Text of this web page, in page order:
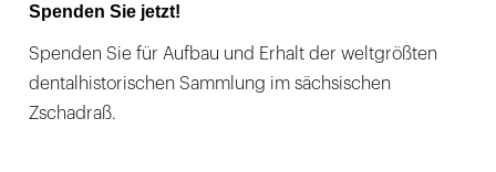
Spenden Sie jetzt!
Spenden Sie für Aufbau und Erhalt der weltgrößten
dentalhistorischen Sammlung im sächsischen
Zschadraß.